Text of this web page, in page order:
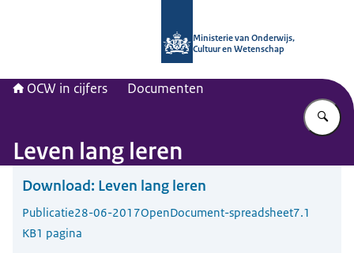
Ministerie van Onderwijs,
Cultuur en Wetenschap
OCW in cijfers Documenten
Leven lang leren
Download: Leven lang leren
Publicatie28-06-2017OpenDocument-spreadsheet7.1
KB1 pagina